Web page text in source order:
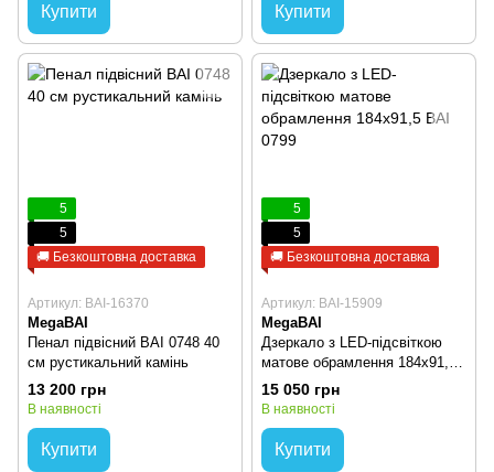
Купити Купити
5
5
🚚 Безкоштовна доставка
Артикул: BAI-16370
MegaBAI
Пенал підвісний BAI 0748 40
cм рустикальний камінь
13 200 грн
В наявності
Купити
5
5
🚚 Безкоштовна доставка
Артикул: BAI-15909
MegaBAI
Дзеркало з LED-підсвіткою
матове обрамлення 184х91,5
BAI 0799
15 050 грн
В наявності
Купити